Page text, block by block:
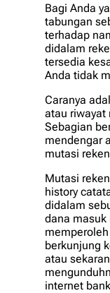
Bagi Anda
tabungan
terhadap
didalam
tersedia
Anda tidak
Caranya
atau riwayat
Sebagian
mendengar
mutasi
Mutasi
history
didalam
dana masuk
berkunjung
atau
internet